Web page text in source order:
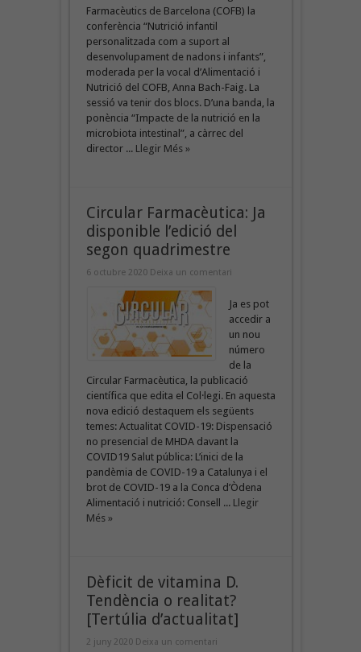
Farmacèutics de Barcelona (COFB) la
conferència “Nutrició infantil
personalitzada com a suport al
desenvolupament de nadons i infants”,
moderada per la vocal d’Alimentació i
Nutrició del COFB, Anna Bach-Faig. La
sessió va tenir dos blocs. D’una banda, la
ponència “Impacte de la nutrició en la
microbiota intestinal”, a càrrec del
director ... Llegir Més »
Circular Farmacèutica: Ja
disponible l’edició del
segon quadrimestre
6 octubre 2020 Deixa un comentari
Ja es pot
accedir a
un nou
número
de la
Circular Farmacèutica, la publicació
científica que edita el Col·legi. En aquesta
nova edició destaquem els següents
temes: Actualitat COVID-19: Dispensació
no presencial de MHDA davant la
COVID19 Salut pública: L’inici de la
pandèmia de COVID-19 a Catalunya i el
brot de COVID-19 a la Conca d’Òdena
Alimentació i nutrició: Consell ... Llegir
Més »
Dèficit de vitamina D.
Tendència o realitat?
[Tertúlia d’actualitat]
2 juny 2020 Deixa un comentari